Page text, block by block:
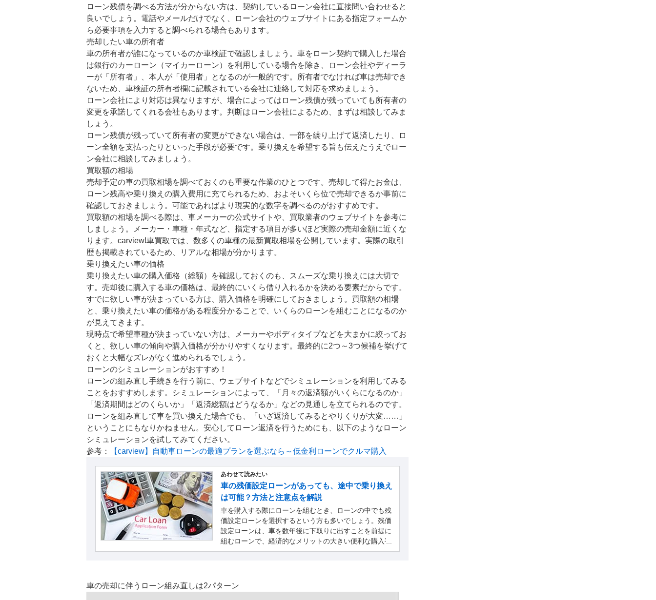
ローン残債を調べる方法が分からない方は、契約しているローン会社に直接問い合わせると
良いでしょう。電話やメールだけでなく、ローン会社のウェブサイトにある指定フォームか
ら必要事項を入力すると調べられる場合もあります。
売却したい車の所有者
車の所有者が誰になっているのか車検証で確認しましょう。車をローン契約で購入した場合
は銀行のカーローン（マイカーローン）を利用している場合を除き、ローン会社やディーラ
ーが「所有者」、本人が「使用者」となるのが一般的です。所有者でなければ車は売却でき
ないため、車検証の所有者欄に記載されている会社に連絡して対応を求めましょう。
ローン会社により対応は異なりますが、場合によってはローン残債が残っていても所有者の
変更を承諾してくれる会社もあります。判断はローン会社によるため、まずは相談してみま
しょう。
ローン残債が残っていて所有者の変更ができない場合は、一部を繰り上げて返済したり、ロ
ーン全額を支払ったりといった手段が必要です。乗り換えを希望する旨も伝えたうえでロー
ン会社に相談してみましょう。
買取額の相場
売却予定の車の買取相場を調べておくのも重要な作業のひとつです。売却して得たお金は、
ローン残高や乗り換えの購入費用に充てられるため、およそいくら位で売却できるか事前に
確認しておきましょう。可能であればより現実的な数字を調べるのがおすすめです。
買取額の相場を調べる際は、車メーカーの公式サイトや、買取業者のウェブサイトを参考に
しましょう。メーカー・車種・年式など、指定する項目が多いほど実際の売却金額に近くな
ります。carview!車買取では、数多くの車種の最新買取相場を公開しています。実際の取引
歴も掲載されているため、リアルな相場が分かります。
乗り換えたい車の価格
乗り換えたい車の購入価格（総額）を確認しておくのも、スムーズな乗り換えには大切で
す。売却後に購入する車の価格は、最終的にいくら借り入れるかを決める要素だからです。
すでに欲しい車が決まっている方は、購入価格を明確にしておきましょう。買取額の相場
と、乗り換えたい車の価格がある程度分かることで、いくらのローンを組むことになるのか
が見えてきます。
現時点で希望車種が決まっていない方は、メーカーやボディタイプなどを大まかに絞ってお
くと、欲しい車の傾向や購入価格が分かりやすくなります。最終的に2つ～3つ候補を挙げて
おくと大幅なズレがなく進められるでしょう。
ローンのシミュレーションがおすすめ！
ローンの組み直し手続きを行う前に、ウェブサイトなどでシミュレーションを利用してみる
ことをおすすめします。シミュレーションによって、「月々の返済額がいくらになるのか」
「返済期間はどのくらいか」「返済総額はどうなるか」などの見通しを立てられるのです。
ローンを組み直して車を買い換えた場合でも、「いざ返済してみるとやりくりが大変……」
ということにもなりかねません。安心してローン返済を行うためにも、以下のようなローン
シミュレーションを試してみてください。
参考：
【carview】自動車ローンの最適プランを選ぶなら～低金利ローンでクルマ購入
あわせて読みたい
車の残価設定ローンがあっても、途中で乗り換え
は可能？方法と注意点を解説
車を購入する際にローンを組むとき、ローンの中でも残
価設定ローンを選択するという方も多いでしょう。残価
設定ローンは、車を数年後に下取りに出すことを前提に
組むローンで、経済的なメリットの大きい便利な購入手
段です。
車の売却に伴うローン組み直しは2パターン